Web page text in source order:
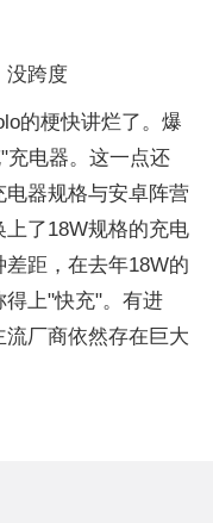
没跨度
的梗快讲烂了。爆
充电器。这一点还
电器规格与安卓阵营
了18W规格的充电
距，在去年18W的
上"快充"。有进
厂商依然存在巨大